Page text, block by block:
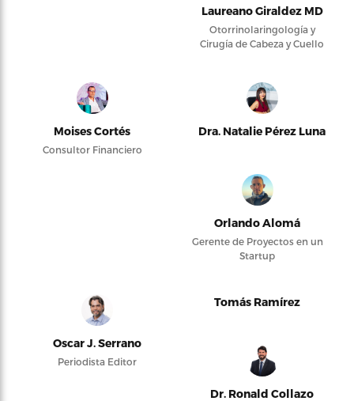
Laureano Giraldez MD
Otorrinolaringología y
Cirugía de Cabeza y Cuello
Moises Cortés
Consultor Financiero
Dra. Natalie Pérez Luna
Orlando Alomá
Gerente de Proyectos en un
Startup
Oscar J. Serrano
Periodista Editor
Tomás Ramírez
Dr. Ronald Collazo